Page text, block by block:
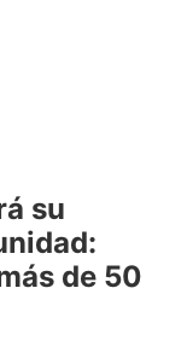
su
de 50